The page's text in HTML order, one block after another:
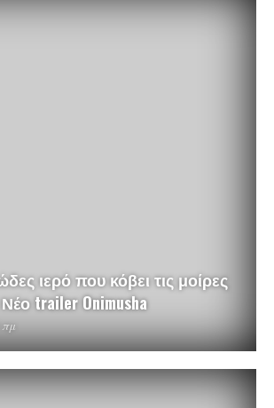
ιερό που κόβει τις μοίρες
trailer Onimusha
πμ